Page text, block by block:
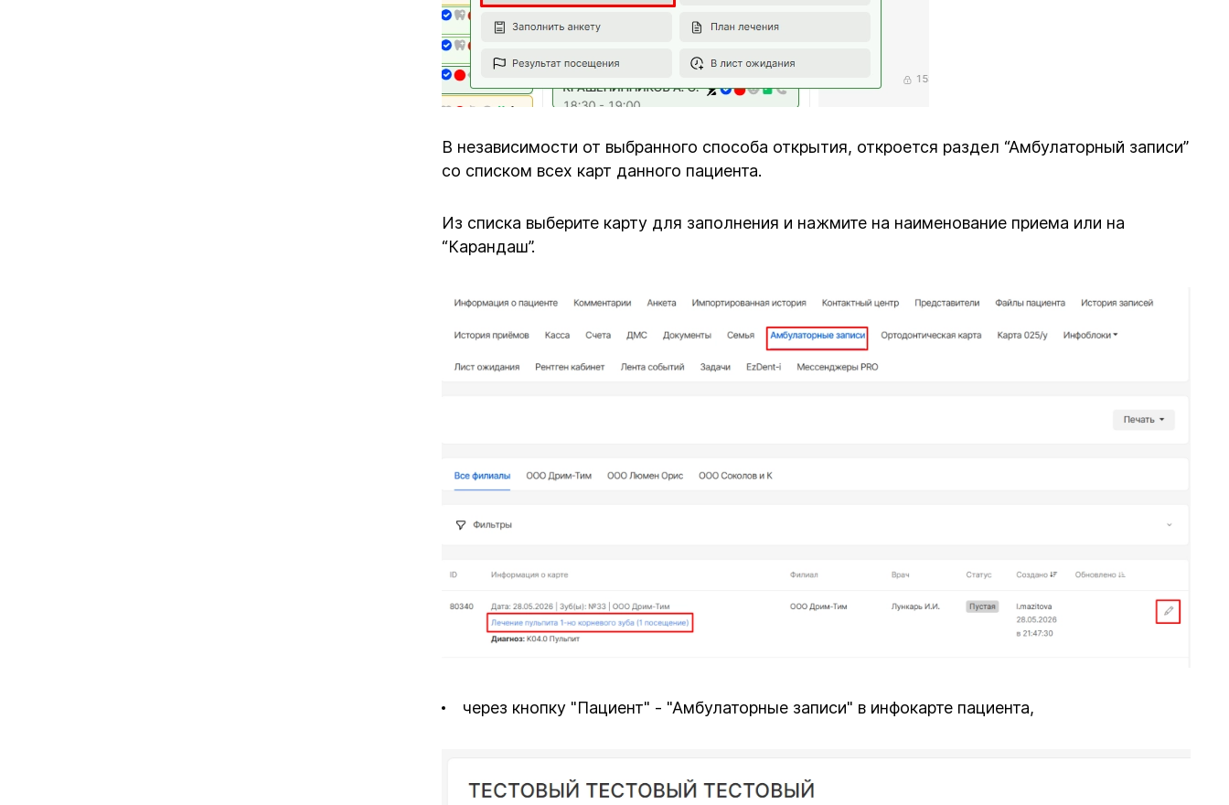
В независимости от выбранного способа открытия, откроется раздел “Амбулаторный записи”
со списком всех карт данного пациента.
Из списка выберите карту для заполнения и нажмите на наименование приема или на
“Карандаш”.
через кнопку "Пациент" - "Амбулаторные записи" в инфокарте пациента,